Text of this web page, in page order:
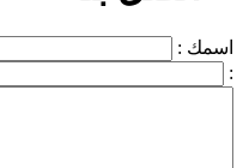
اسمك :
: